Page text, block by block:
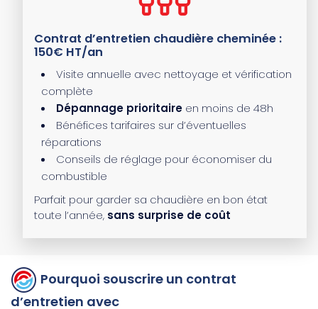
Contrat d’entretien chaudière cheminée :
150€ HT/an
Visite annuelle avec nettoyage et vérification
complète
Dépannage prioritaire en moins de 48h
Bénéfices tarifaires sur d’éventuelles
réparations
Conseils de réglage pour économiser du
combustible
Parfait pour garder sa chaudière en bon état
toute l’année, sans surprise de coût
Pourquoi souscrire un contrat
d’entretien avec